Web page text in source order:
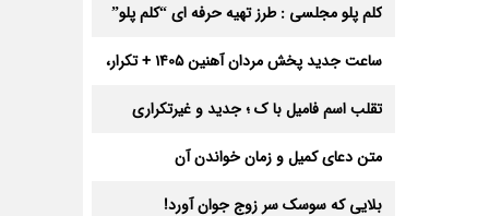
کلم پلو مجلسی : طرز تهیه حرفه ای “کلم پلو”
ساعت جدید پخش مردان آهنین 1405 + تکرار،
تقلب اسم فامیل با ک ؛ جدید و غیرتکراری
متن دعای کمیل و زمان خواندن آن
بلایی که سوسک سر زوج جوان آورد!